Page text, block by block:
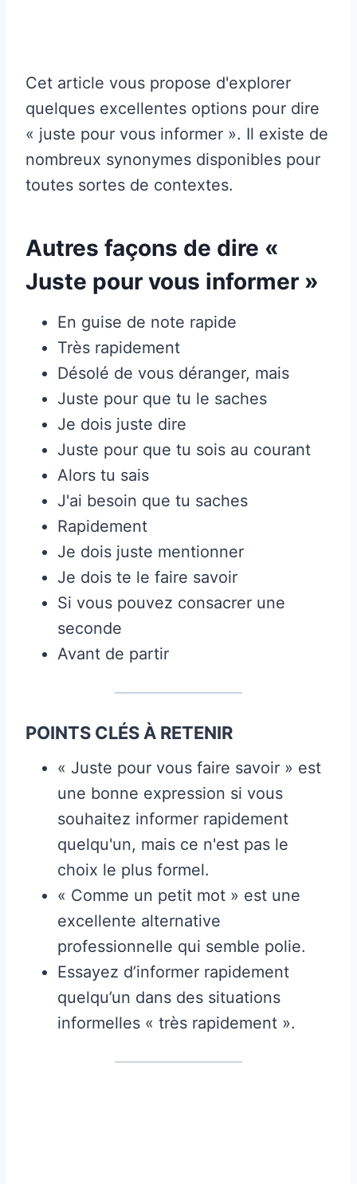
Cet article vous propose d'explorer
quelques excellentes options pour dire
« juste pour vous informer ». Il existe de
nombreux synonymes disponibles pour
toutes sortes de contextes.
Autres façons de dire «
Juste pour vous informer »
En guise de note rapide
Très rapidement
Désolé de vous déranger, mais
Juste pour que tu le saches
Je dois juste dire
Juste pour que tu sois au courant
Alors tu sais
J'ai besoin que tu saches
Rapidement
Je dois juste mentionner
Je dois te le faire savoir
Si vous pouvez consacrer une
seconde
Avant de partir
POINTS CLÉS À RETENIR
« Juste pour vous faire savoir » est
une bonne expression si vous
souhaitez informer rapidement
quelqu'un, mais ce n'est pas le
choix le plus formel.
« Comme un petit mot » est une
excellente alternative
professionnelle qui semble polie.
Essayez d’informer rapidement
quelqu’un dans des situations
informelles « très rapidement ».